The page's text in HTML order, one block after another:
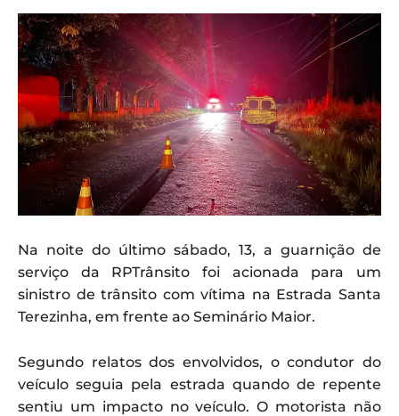
Na noite do último sábado, 13, a guarnição de
serviço da RPTrânsito foi acionada para um
sinistro de trânsito com vítima na Estrada Santa
Terezinha, em frente ao Seminário Maior.
Segundo relatos dos envolvidos, o condutor do
veículo seguia pela estrada quando de repente
sentiu um impacto no veículo. O motorista não